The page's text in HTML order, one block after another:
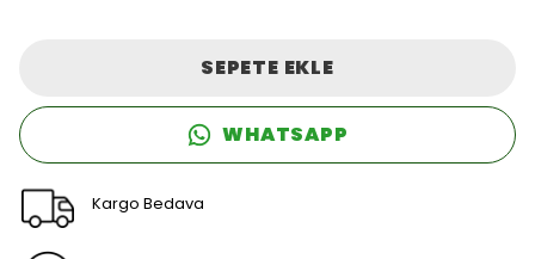
SEPETE EKLE
WHATSAPP
Kargo Bedava